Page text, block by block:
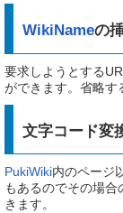
WikiNameの
要求しようとする
ができます。省略す
文字コード変
PukiWiki内のページ
もあるのでその場
きます。